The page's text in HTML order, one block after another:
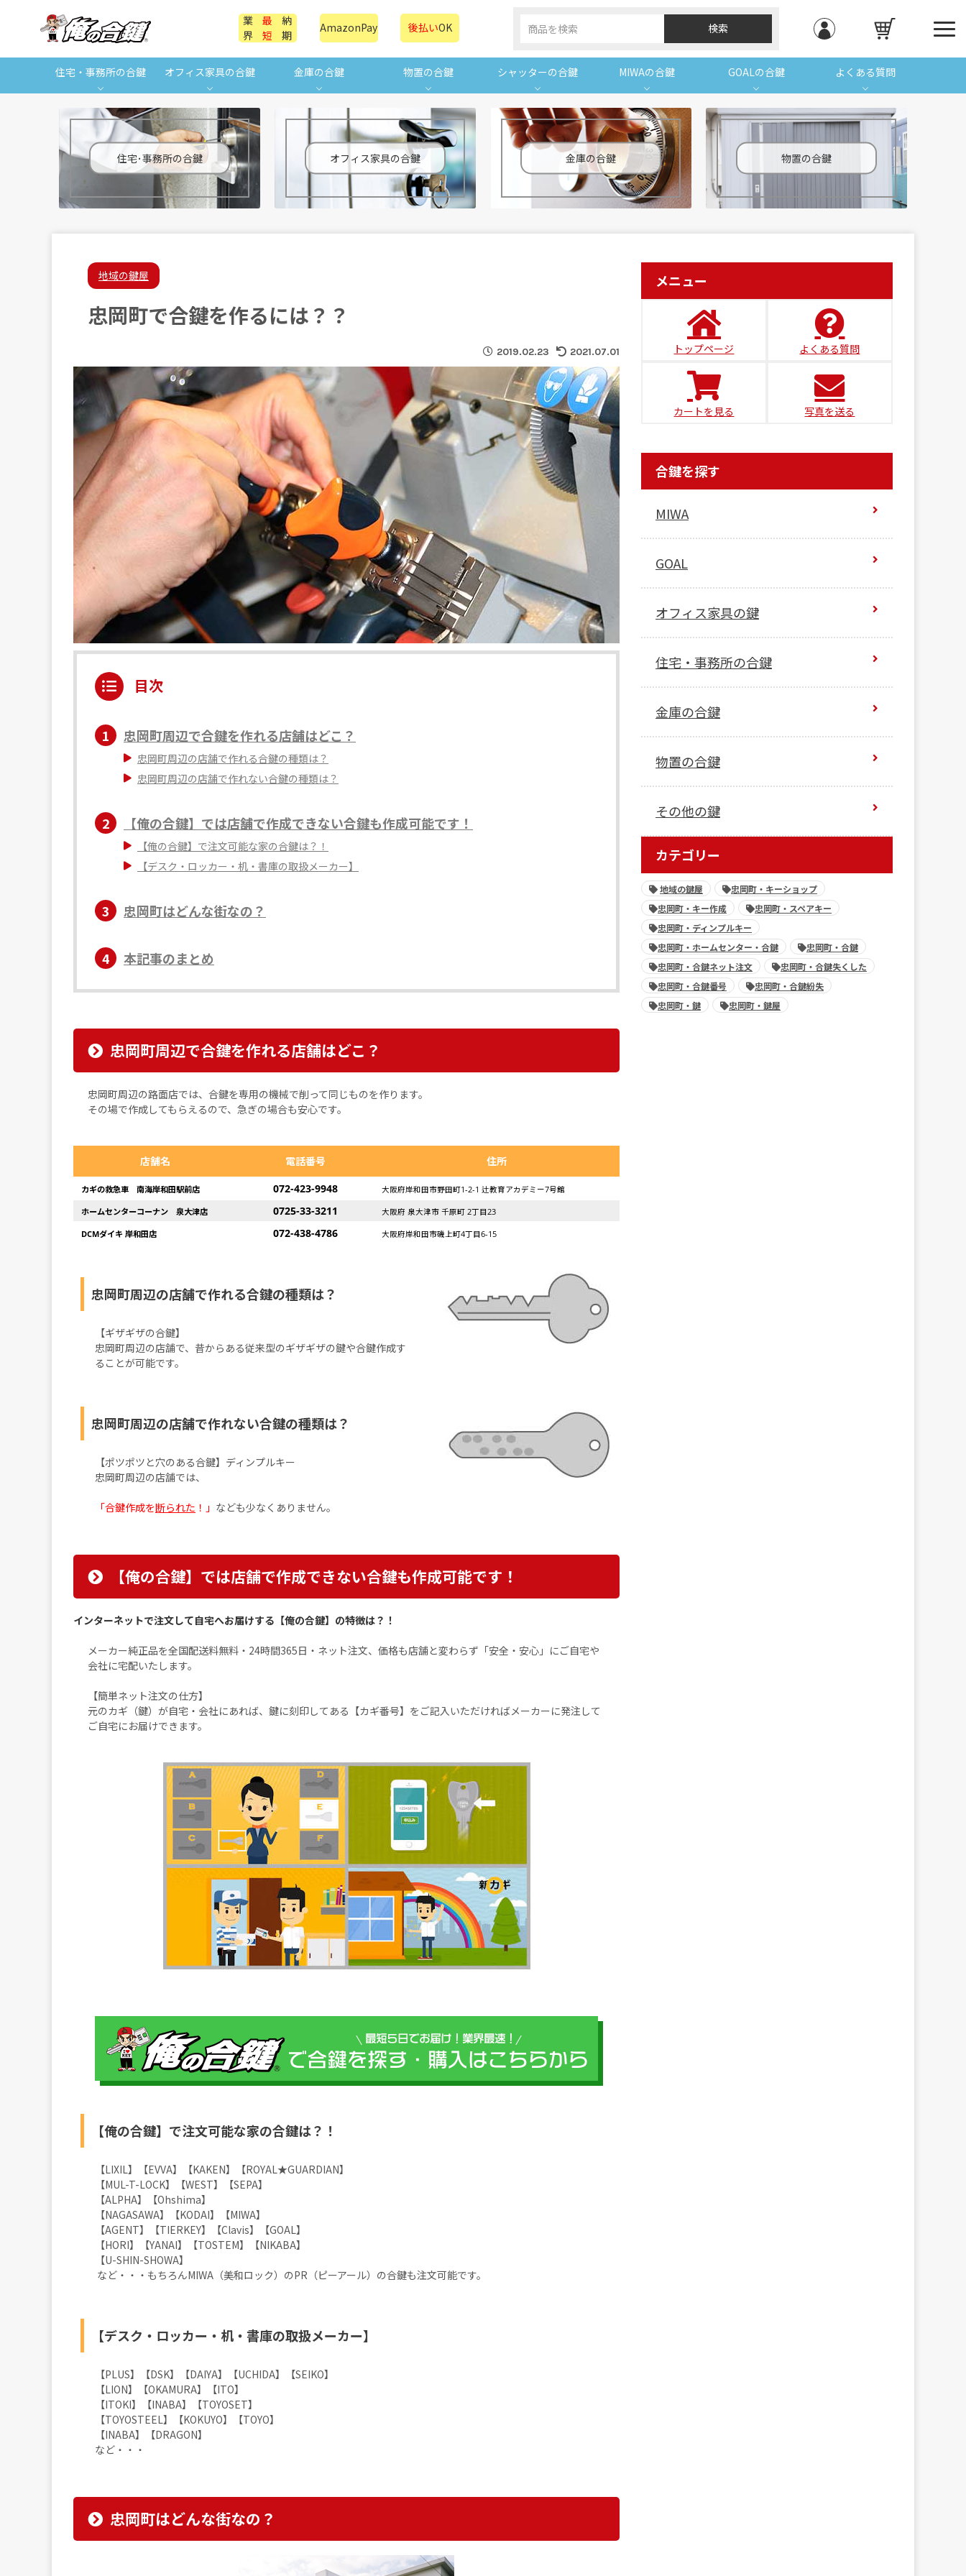
業
界
最
短
納
期
AmazonPay 後払いOK
住宅・事務所の合鍵 オフィス家具の合鍵 金庫の合鍵 物置の合鍵 シャッターの合鍵 MIWAの合鍵 GOALの合鍵 よくある質問
住宅･事務所の合鍵 オフィス家具の合鍵 金庫の合鍵 物置の合鍵
地域の鍵屋
忠岡町で合鍵を作るには？？
2019.02.23 2021.07.01
目次
1 忠岡町周辺で合鍵を作れる店舗はどこ？
忠岡町周辺の店舗で作れる合鍵の種類は？
忠岡町周辺の店舗で作れない合鍵の種類は？
2 【俺の合鍵】では店舗で作成できない合鍵も作成可能です！
【俺の合鍵】で注文可能な家の合鍵は？！
【デスク・ロッカー・机・書庫の取扱メーカー】
3 忠岡町はどんな街なの？
4 本記事のまとめ
忠岡町周辺で合鍵を作れる店舗はどこ？
忠岡町周辺の路面店では、合鍵を専用の機械で削って同じものを作ります。
その場で作成してもらえるので、急ぎの場合も安心です。
店舗名 電話番号 住所
カギの救急車 南海岸和田駅前店 072-423-9948 大阪府岸和田市野田町1-2-1 辻教育アカデミー7号館
ホームセンターコーナン 泉大津店 0725-33-3211 大阪府 泉大津市 千原町 2丁目23
DCMダイキ 岸和田店 072-438-4786 大阪府岸和田市磯上町4丁目6-15
忠岡町周辺の店舗で作れる合鍵の種類は？
【ギザギザの合鍵】
忠岡町周辺の店舗で、昔からある従来型のギザギザの鍵や合鍵作成す
ることが可能です。
忠岡町周辺の店舗で作れない合鍵の種類は？
【ポツポツと穴のある合鍵】ディンプルキー
忠岡町周辺の店舗では、
「合鍵作成を断られた ！」 なども少なくありません。
【俺の合鍵】では店舗で作成できない合鍵も作成可能です！
インターネットで注文して自宅へお届けする【俺の合鍵】の特徴は？！
メーカー純正品を全国配送料無料・24時間365日・ネット注文、価格も店舗と変わらず「安全・安心」にご自宅や
会社に宅配いたします。
【簡単ネット注文の仕方】
元のカギ（鍵）が自宅・会社にあれば、鍵に刻印してある【カギ番号】をご記入いただければメーカーに発注して
ご自宅にお届けできます。
【俺の合鍵】で注文可能な家の合鍵は？！
【LIXIL】【EVVA】【KAKEN】【ROYAL★GUARDIAN】
【MUL-T-LOCK】【WEST】【SEPA】
【ALPHA】【Ohshima】
【NAGASAWA】【KODAI】【MIWA】
【AGENT】【TIERKEY】【Clavis】【GOAL】
【HORI】【YANAI】【TOSTEM】【NIKABA】
【U-SHIN-SHOWA】
など・・・もちろんMIWA（美和ロック）のPR（ピーアール）の合鍵も注文可能です。
【デスク・ロッカー・机・書庫の取扱メーカー】
【PLUS】【DSK】【DAIYA】【UCHIDA】【SEIKO】
【LION】【OKAMURA】【ITO】
【ITOKI】【INABA】【TOYOSET】
【TOYOSTEEL】【KOKUYO】【TOYO】
【INABA】【DRAGON】
など・・・
忠岡町はどんな街なの？
メニュー
トップページ よくある質問
カートを見る 写真を送る
合鍵を探す
MIWA
GOAL
オフィス家具の鍵
住宅・事務所の合鍵
金庫の合鍵
物置の合鍵
その他の鍵
カテゴリー
地域の鍵屋
忠岡町・キーショップ
忠岡町・キー作成
忠岡町・スペアキー
忠岡町・ディンプルキー
忠岡町・ホームセンター・合鍵
忠岡町・合鍵
忠岡町・合鍵ネット注文
忠岡町・合鍵失くした
忠岡町・合鍵番号
忠岡町・合鍵紛失
忠岡町・鍵
忠岡町・鍵屋